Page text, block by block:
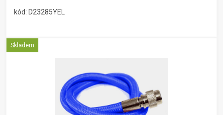
kód: D23285YEL
Skladem